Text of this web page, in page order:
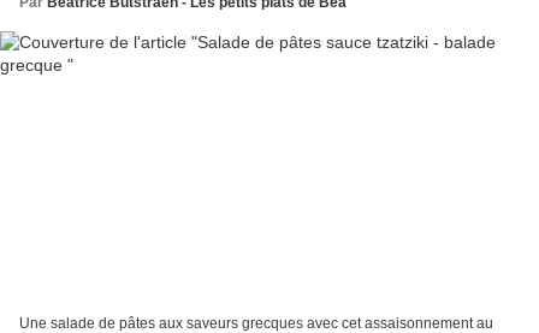
Une salade de pâtes aux saveurs grecques avec cet assaisonnement au